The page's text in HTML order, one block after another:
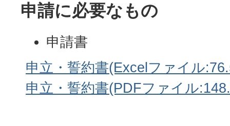
申請に必要なもの
申請書
申立・誓約書(Excelファイル
申立・誓約書(PDFファイル